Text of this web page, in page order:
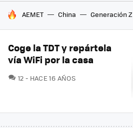
HOY SE HABLA DE
AEMET China Generación Z
Coge la TDT y repártela
vía WiFi por la casa
12 COMENTARIOS
HACE 16 AÑOS